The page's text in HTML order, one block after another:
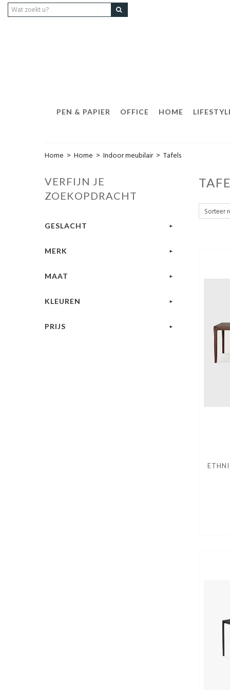
PEN & PAPIER OFFICE HOME
Home > Home > Indoor meubilair > Tafels
VERFIJN JE
ZOEKOPDRACHT
GESLACHT
MERK
MAAT
KLEUREN
PRIJS